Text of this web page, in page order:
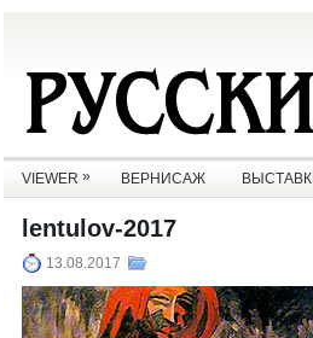
VIEWER » ВЕРНИСАЖ
lentulov-2017
13.08.2017